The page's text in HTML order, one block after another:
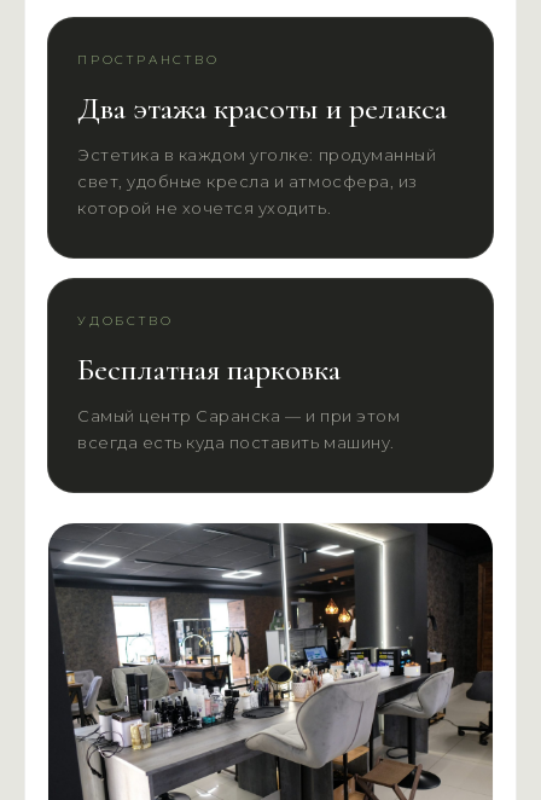
ПРОСТРАНСТВО
Два этажа красоты и релакса
Эстетика в каждом уголке: продуманный
свет, удобные кресла и атмосфера, из
которой не хочется уходить.
УДОБСТВО
Бесплатная парковка
Самый центр Саранска — и при этом
всегда есть куда поставить машину.